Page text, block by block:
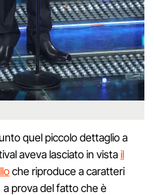
quel piccolo dettaglio a
aveva lasciato in vistail
che riproduce a caratteri
prova del fatto che è